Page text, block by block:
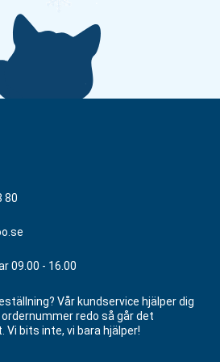
80
09.00 - 16.00
Vår kundservice hjälper dig
redo så går det
bits inte, vi bara hjälper!